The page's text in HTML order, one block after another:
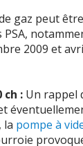
kilometres,
et
qui
tire vers la
gaz peut
2009 et
ch : Un rappel
, la pompe à